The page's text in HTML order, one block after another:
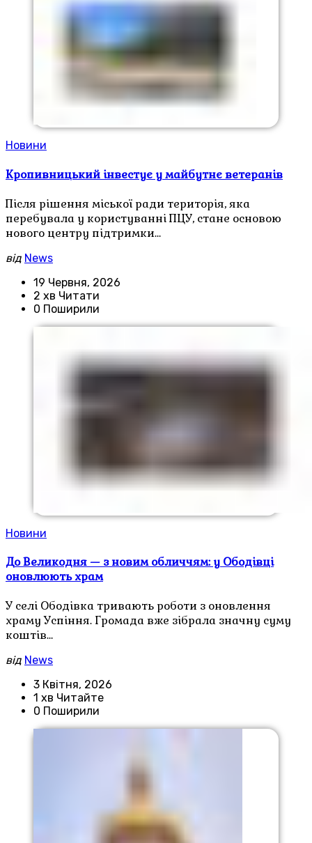
Новини
Кропивницький інвестує у майбутнє ветеранів
Після рішення міської ради територія, яка
перебувала у користуванні ПЦУ, стане основою
нового центру підтримки…
від News
19 Червня, 2026
2 хв Читати
0 Поширили
Новини
До Великодня — з новим обличчям: у Ободівці
оновлюють храм
У селі Ободівка тривають роботи з оновлення
храму Успіння. Громада вже зібрала значну суму
коштів…
від News
3 Квітня, 2026
1 хв Читайте
0 Поширили